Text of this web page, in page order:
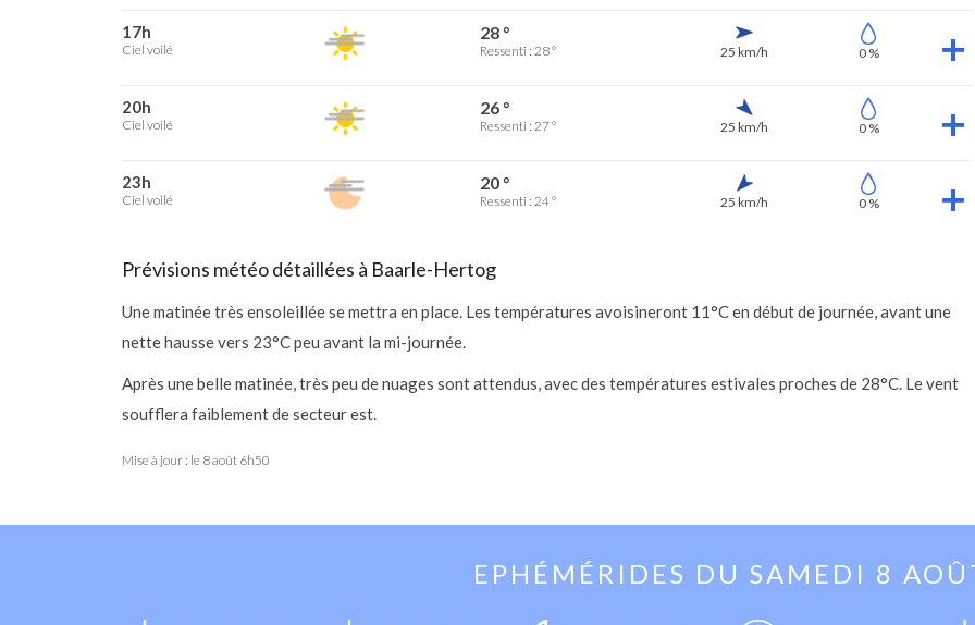
17h
Ciel voilé
28 °
Ressenti : 28 ° 25 km/h 0 %
20h
Ciel voilé
26 °
Ressenti : 27 ° 25 km/h 0 %
23h
Ciel voilé
20 °
Ressenti : 24 ° 25 km/h 0 %
Prévisions météo détaillées à Baarle-Hertog
Une matinée très ensoleillée se mettra en place. Les températures avoisineront 11°C en début de journée, avant une
nette hausse vers 23°C peu avant la mi-journée.
Après une belle matinée, très peu de nuages sont attendus, avec des températures estivales proches de 28°C. Le vent
soufflera faiblement de secteur est.
Mise à jour : le 8 août 6h50
EPHÉMÉRIDES DU SAMEDI 8